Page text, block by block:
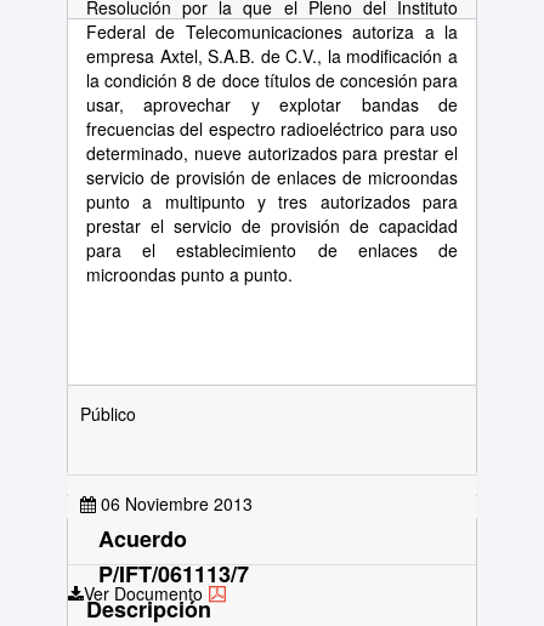
Resolución por la que el Pleno del Instituto
Federal de Telecomunicaciones autoriza a la
empresa Axtel, S.A.B. de C.V., la modificación a
la condición 8 de doce títulos de concesión para
usar, aprovechar y explotar bandas de
frecuencias del espectro radioeléctrico para uso
determinado, nueve autorizados para prestar el
servicio de provisión de enlaces de microondas
punto a multipunto y tres autorizados para
prestar el servicio de provisión de capacidad
para el establecimiento de enlaces de
microondas punto a punto.
Público
06 Noviembre 2013
Ver Documento
Acuerdo
P/IFT/061113/7
Descripción